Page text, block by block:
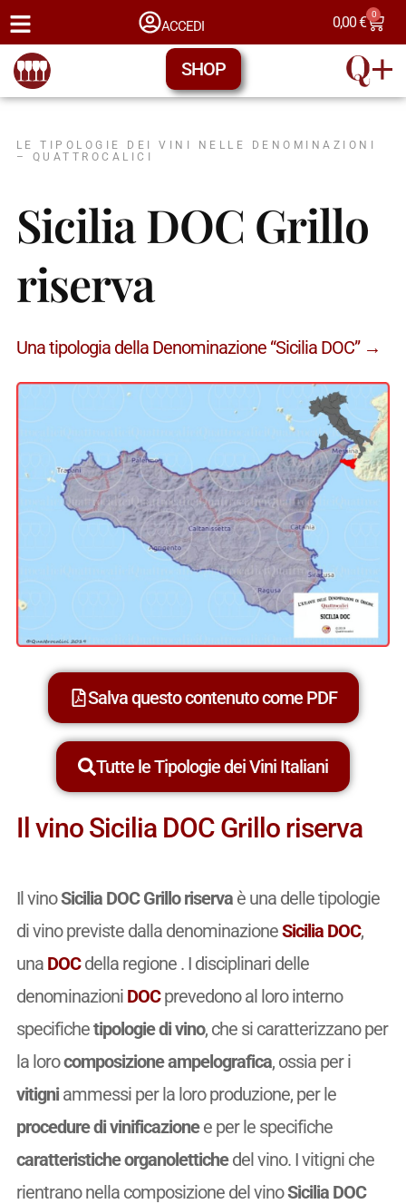
ACCEDI 0,00€ 0
SHOP
LE TIPOLOGIE DEI VINI NELLE DENOMINAZIONI
– QUATTROCALICI
Sicilia DOC Grillo
riserva
Una tipologia della Denominazione “Sicilia DOC” →
Salva questo contenuto come PDF
Tutte le Tipologie dei Vini Italiani
Il vino Sicilia DOC Grillo riserva
Il vinoSicilia DOC Grillo riservaè una delle tipologie
di vino previste dalla denominazioneSicilia DOC,
una DOCdella regione . I disciplinari delle
denominazioni DOCprevedono al loro interno
specifichetipologie di vino, che si caratterizzano per
la lorocomposizione ampelografica, ossia per i
vitigniammessi per la loro produzione, per le
procedure di vinificazionee per le specifiche
caratteristiche organolettichedel vino. I vitigni che
rientrano nella composizione del vinoSicilia DOC